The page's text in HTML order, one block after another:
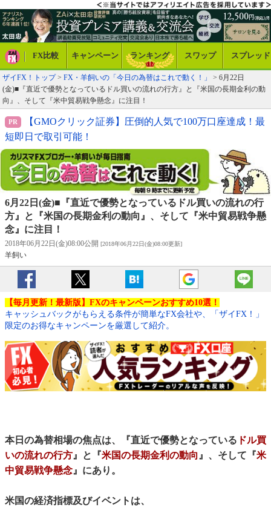
FX比較 キャンペーン ランキング スワップ スプレッド
ザイFX！トップ> FX・羊飼いの「今日の為替はこれで動く！」
> 6月22日
(金)■『直近で優勢となっているドル買いの流れの行方』と『米国の長期金利の動
向』、そして『米中貿易戦争懸念』に注目！
【GMOクリック証券】圧倒的人気で100万口座達成！最
短即日で取引可能！
6月22日(金)■『直近で優勢となっているドル買いの流れの行
方』と『米国の長期金利の動向』、そして『米中貿易戦争懸
念』に注目！
2018年06月22日(金)08:00公開 [2018年06月22日(金)08:00更新]
羊飼い
【毎月更新！最新版】FXのキャンペーンおすすめ10選！
キャッシュバックがもらえる条件が簡単なFX会社や、「ザイFX！」
限定のお得なキャンペーンを厳選して紹介。
本日の為替相場の焦点は、『直近で優勢となっている ドル買
いの流れの行方』と『米国の長期金利の動向』、そして『米
中貿易戦争懸念』にあり。
米国の経済指標及びイベントは、